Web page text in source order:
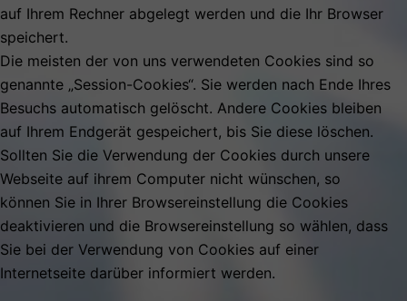
auf Ihrem Rechner abgelegt werden und die Ihr Browser
speichert.
Die meisten der von uns verwendeten Cookies sind so
genannte „Session-Cookies“. Sie werden nach Ende Ihres
Besuchs automatisch gelöscht. Andere Cookies bleiben
auf Ihrem Endgerät gespeichert, bis Sie diese löschen.
Sollten Sie die Verwendung der Cookies durch unsere
Webseite auf ihrem Computer nicht wünschen, so
können Sie in Ihrer Browsereinstellung die Cookies
deaktivieren und die Browsereinstellung so wählen, dass
Sie bei der Verwendung von Cookies auf einer
Internetseite darüber informiert werden.